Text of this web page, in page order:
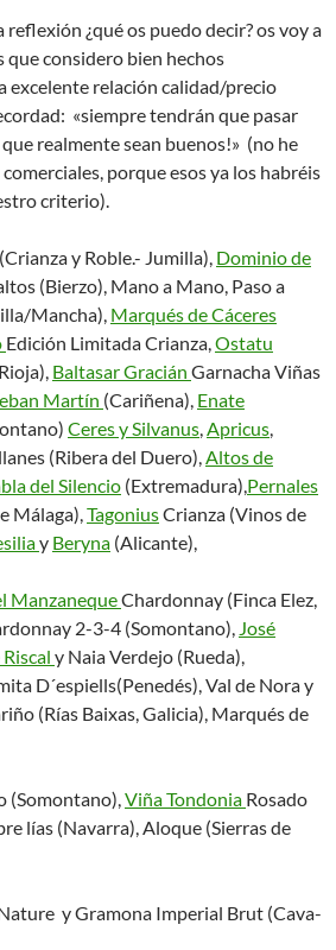
reflexión ¿qué os puedo decir? os voy a
que considero bien hechos
excelente relación calidad/precio
«siempre tendrán que pasar
realmente sean buenos!» (no he
porque esos ya los habréis
criterio).
(Crianza y Roble.- Jumilla), Dominio de
(Bierzo), Mano a Mano, Paso a
Mancha), Marqués de Cáceres
Edición Limitada Crianza,Ostatu
Baltasar Gracián Garnacha Viñas
Martín (Cariñena), Enate
Ceres y Silvanus,Apricus,
(Ribera del Duero),Altos de
del Silencio (Extremadura),Pernales
Málaga),TagoniusCrianza (Vinos de
y Beryna (Alicante),
ManzanequeChardonnay (Finca Elez,
2-3-4 (Somontano), José
y Naia Verdejo (Rueda),
D´espiells(Penedés), Val de Nora y
(Rías Baixas, Galicia), Marqués de
(Somontano),Viña Tondonia Rosado
lías (Navarra), Aloque (Sierras de
y Gramona Imperial Brut (Cava-